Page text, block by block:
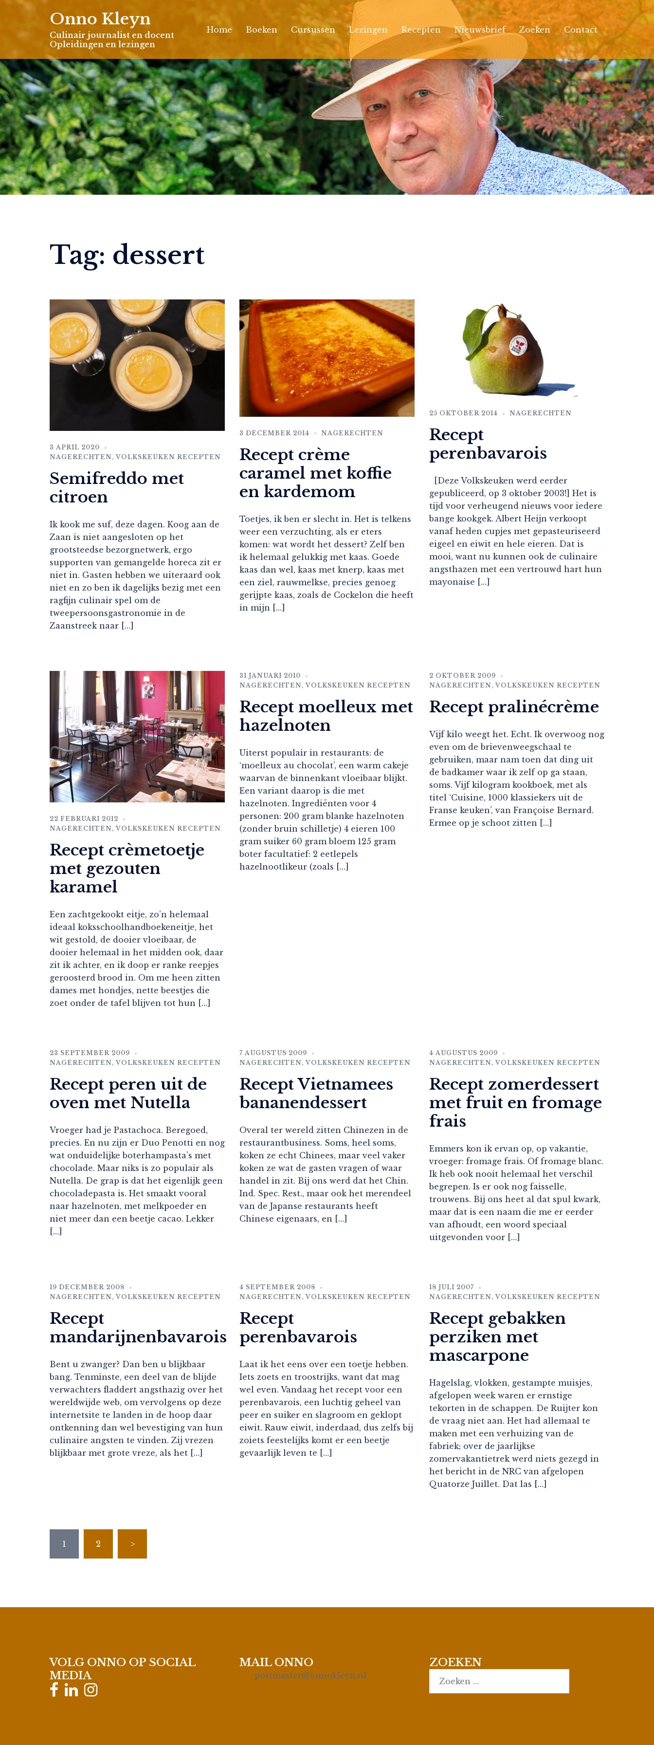
Skip
content
Onno Kleyn
Culinair journalist en docent
Opleidingen en lezingen
Home Boeken Cursussen Lezingen Recepten Nieuwsbrief Zoeken Contact
Tag: dessert
3 APRIL 2020
NAGERECHTEN,VOLKSKEUKEN RECEPTEN
Semifreddo met
citroen
Ik kook me suf, deze dagen. Koog aan de
Zaan is niet aangesloten op het
grootsteedse bezorgnetwerk, ergo
supporten van gemangelde horeca zit er
niet in. Gasten hebben we uiteraard ook
niet en zo ben ik dagelijks bezig met een
ragfijn culinair spel om de
tweepersoonsgastronomie in de
Zaanstreek naar […]
3 DECEMBER 2014 NAGERECHTEN
Recept crème
caramel met koffie
en kardemom
Toetjes, ik ben er slecht in. Het is telkens
weer een verzuchting, als er eters
komen: wat wordt het dessert? Zelf ben
ik helemaal gelukkig met kaas. Goede
kaas dan wel, kaas met knerp, kaas met
een ziel, rauwmelkse, precies genoeg
gerijpte kaas, zoals de Cockelon die heeft
in mijn […]
25 OKTOBER 2014 NAGERECHTEN
Recept
perenbavarois
[Deze Volkskeuken werd eerder
gepubliceerd, op 3 oktober 2003!] Het is
tijd voor verheugend nieuws voor iedere
bange kookgek. Albert Heijn verkoopt
vanaf heden cupjes met gepasteuriseerd
eigeel en eiwit en hele eieren. Dat is
mooi, want nu kunnen ook de culinaire
angsthazen met een vertrouwd hart hun
mayonaise […]
22 FEBRUARI 2012
NAGERECHTEN,VOLKSKEUKEN RECEPTEN
Recept crèmetoetje
met gezouten
karamel
Een zachtgekookt eitje, zo’n helemaal
ideaal koksschoolhandboekeneitje, het
wit gestold, de dooier vloeibaar, de
dooier helemaal in het midden ook, daar
zit ik achter, en ik doop er ranke reepjes
geroosterd brood in. Om me heen zitten
dames met hondjes, nette beestjes die
zoet onder de tafel blijven tot hun […]
31 JANUARI 2010
NAGERECHTEN,VOLKSKEUKEN RECEPTEN
Recept moelleux met
hazelnoten
Uiterst populair in restaurants: de
‘moelleux au chocolat’, een warm cakeje
waarvan de binnenkant vloeibaar blijkt.
Een variant daarop is die met
hazelnoten. Ingrediënten voor 4
personen: 200 gram blanke hazelnoten
(zonder bruin schilletje) 4 eieren 100
gram suiker 60 gram bloem 125 gram
boter facultatief: 2 eetlepels
hazelnootlikeur (zoals […]
2 OKTOBER 2009
NAGERECHTEN,VOLKSKEUKEN RECEPTEN
Recept pralinécrème
Vijf kilo weegt het. Echt. Ik overwoog nog
even om de brievenweegschaal te
gebruiken, maar nam toen dat ding uit
de badkamer waar ik zelf op ga staan,
soms. Vijf kilogram kookboek, met als
titel ‘Cuisine, 1000 klassiekers uit de
Franse keuken’, van Françoise Bernard.
Ermee op je schoot zitten […]
23 SEPTEMBER 2009
NAGERECHTEN,VOLKSKEUKEN RECEPTEN
Recept peren uit de
oven met Nutella
Vroeger had je Pastachoca. Beregoed,
precies. En nu zijn er Duo Penotti en nog
wat onduidelijke boterhampasta’s met
chocolade. Maar niks is zo populair als
Nutella. De grap is dat het eigenlijk geen
chocoladepasta is. Het smaakt vooral
naar hazelnoten, met melkpoeder en
niet meer dan een beetje cacao. Lekker
[…]
7 AUGUSTUS 2009
NAGERECHTEN,VOLKSKEUKEN RECEPTEN
Recept Vietnamees
bananendessert
Overal ter wereld zitten Chinezen in de
restaurantbusiness. Soms, heel soms,
koken ze echt Chinees, maar veel vaker
koken ze wat de gasten vragen of waar
handel in zit. Bij ons werd dat het Chin.
Ind. Spec. Rest., maar ook het merendeel
van de Japanse restaurants heeft
Chinese eigenaars, en […]
4 AUGUSTUS 2009
NAGERECHTEN,VOLKSKEUKEN RECEPTEN
Recept zomerdessert
met fruit en fromage
frais
Emmers kon ik ervan op, op vakantie,
vroeger: fromage frais. Of fromage blanc.
Ik heb ook nooit helemaal het verschil
begrepen. Is er ook nog faisselle,
trouwens. Bij ons heet al dat spul kwark,
maar dat is een naam die me er eerder
van afhoudt, een woord speciaal
uitgevonden voor […]
19 DECEMBER 2008
NAGERECHTEN,VOLKSKEUKEN RECEPTEN
Recept
mandarijnenbavarois
Bent u zwanger? Dan ben u blijkbaar
bang. Tenminste, een deel van de blijde
verwachters fladdert angsthazig over het
wereldwijde web, om vervolgens op deze
internetsite te landen in de hoop daar
ontkenning dan wel bevestiging van hun
culinaire angsten te vinden. Zij vrezen
blijkbaar met grote vreze, als het […]
4 SEPTEMBER 2008
NAGERECHTEN,VOLKSKEUKEN RECEPTEN
Recept
perenbavarois
Laat ik het eens over een toetje hebben.
Iets zoets en troostrijks, want dat mag
wel even. Vandaag het recept voor een
perenbavarois, een luchtig geheel van
peer en suiker en slagroom en geklopt
eiwit. Rauw eiwit, inderdaad, dus zelfs bij
zoiets feestelijks komt er een beetje
gevaarlijk leven te […]
18 JULI 2007
NAGERECHTEN,VOLKSKEUKEN RECEPTEN
Recept gebakken
perziken met
mascarpone
Hagelslag, vlokken, gestampte muisjes,
afgelopen week waren er ernstige
tekorten in de schappen. De Ruijter kon
de vraag niet aan. Het had allemaal te
maken met een verhuizing van de
fabriek; over de jaarlijkse
zomervakantietrek werd niets gezegd in
het bericht in de NRC van afgelopen
Quatorze Juillet. Dat las […]
Berichten
paginering
1 2 >
VOLG ONNO OP SOCIAL
MEDIA
MAIL ONNO
postmaster@onnokleyn.nl
ZOEKEN
Search…